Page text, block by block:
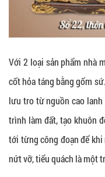
Với 2 loại sản phẩm nhà
cốt hỏa táng bằng gốm
lưu tro từ nguồn cao lanh
trình làm đất, tạo khuôn
tới từng công đoạn để
nứt vỡ, tiểu quách là một